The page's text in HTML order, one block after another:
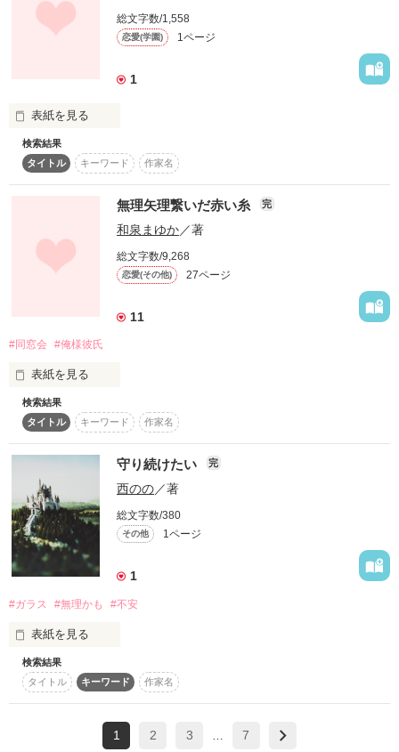
必ず迎えに来ると言いおいて。
妻は夫を愛した時間に縋り、頑なに夫の帰りを待ち続ける。
けれど、思い出だけに生きれる筈もなく…。
◇◇◇◇◇
談です。
こちらだけでも読めれる仕様です。
作品を読む
総文字数/1,558
恋愛(学園) 1ページ
1
表紙を見る
2018.7.9　PM21:00までに
ファン登録していただいた方限定で
公開しております。
時季無視の短編。
※連載作品用に下書き保存していたものを
作品を読む
検索結果
タイトル
キーワード 作家名
無理矢理繋いだ赤い糸 完
和泉まゆか／著
総文字数/9,268
恋愛(その他) 27ページ
11
#同窓会 #俺様彼氏
表紙を見る
私の手から同窓会の案内葉書を奪った彼が、行くの？と不機嫌
に問う。
昔好きだったヤツの事でも思い出した？と聞かれて私は答え
る。
――――　嫌いなヤツの事、思い出しただけ。
と。
作品を読む
検索結果
タイトル
キーワード 作家名
守り続けたい 完
西のの／著
総文字数/380
その他 1ページ
1
#ガラス #無理かも #不安
表紙を見る
ギリシャから始まる連想ゲームでの模範解答をゼロ文字回答で
提出します。（映画、君のクイズ風、祝、作者の小川哲さん文
庫2位！）
「勝者です。勝者は僕です」
検索結果
タイトル
キーワード 作家名
1 2 3 … 7